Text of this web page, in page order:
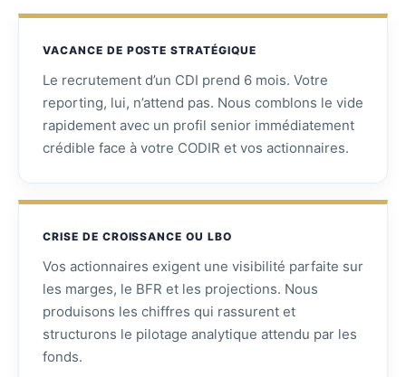
VACANCE DE POSTE STRATÉGIQUE
Le recrutement d’un CDI prend 6 mois. Votre
reporting, lui, n’attend pas. Nous comblons le vide
rapidement avec un profil senior immédiatement
crédible face à votre CODIR et vos actionnaires.
CRISE DE CROISSANCE OU LBO
Vos actionnaires exigent une visibilité parfaite sur
les marges, le BFR et les projections. Nous
produisons les chiffres qui rassurent et
structurons le pilotage analytique attendu par les
fonds.